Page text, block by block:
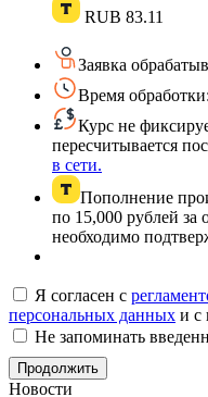
RUB 83.11
Заявка
Время обработки:
Курс не
пересчитывается
в сети.
Пополнение
по 15,000 рублей
необходимо
Я согласен с
персональных данных и с
Не запоминать
Новости